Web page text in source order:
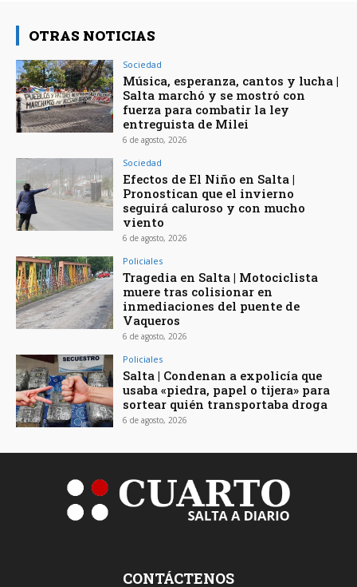
OTRAS NOTICIAS
Sociedad
Música, esperanza, cantos y lucha |
Salta marchó y se mostró con
fuerza para combatir la ley
entreguista de Milei
6 de agosto, 2026
Sociedad
Efectos de El Niño en Salta |
Pronostican que el invierno
seguirá caluroso y con mucho
viento
6 de agosto, 2026
Policiales
Tragedia en Salta | Motociclista
muere tras colisionar en
inmediaciones del puente de
Vaqueros
6 de agosto, 2026
Policiales
Salta | Condenan a expolicía que
usaba «piedra, papel o tijera» para
sortear quién transportaba droga
6 de agosto, 2026
CONTÁCTENOS